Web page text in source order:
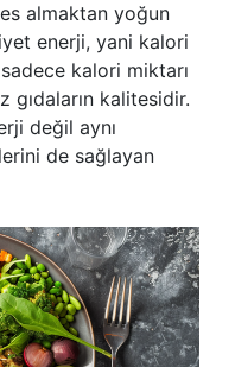
almaktan yoğun
enerji, yani kalori
kalori miktarı
gıdaların kalitesidir.
değil aynı
de sağlayan